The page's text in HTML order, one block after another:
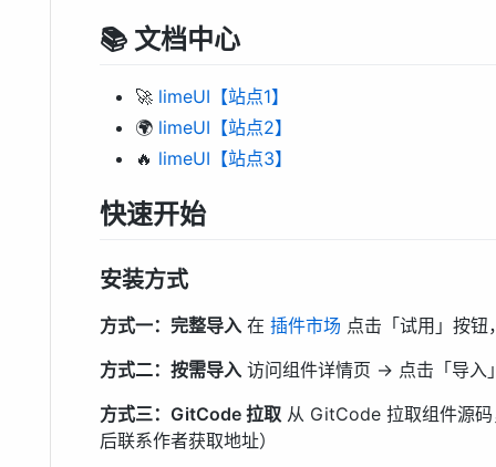
📚 文档中心
🚀 limeUI【站点1】
🌍 limeUI【站点2】
🔥 limeUI【站点3】
快速开始
安装方式
方式一：完整导入 在 插件市场 点击「试用」按
方式二：按需导入 访问组件详情页 → 点击「导入
方式三：GitCode 拉取 从 GitCode 拉取组件源
后联系作者获取地址）